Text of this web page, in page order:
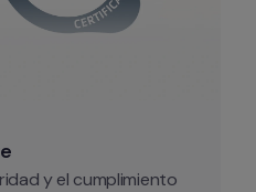
y el cumplimiento